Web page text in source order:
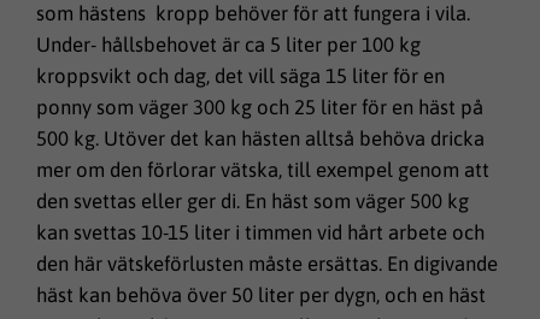
som hästens kropp behöver för att fungera i vila.
Under- hållsbehovet är ca 5 liter per 100 kg
kroppsvikt och dag, det vill säga 15 liter för en
ponny som väger 300 kg och 25 liter för en häst på
500 kg. Utöver det kan hästen alltså behöva dricka
mer om den förlorar vätska, till exempel genom att
den svettas eller ger di. En häst som väger 500 kg
kan svettas 10-15 liter i timmen vid hårt arbete och
den här vätskeförlusten måste ersättas. En digivande
häst kan behöva över 50 liter per dygn, och en häst